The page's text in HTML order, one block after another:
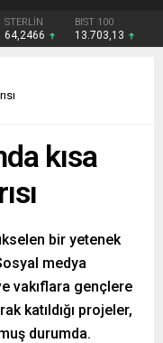
STERLİN
64,2466
BIST 100
13.703,13
kısa
bir yetenek
medya
vakıflara gençlere
katıldığı projeler,
durumda.